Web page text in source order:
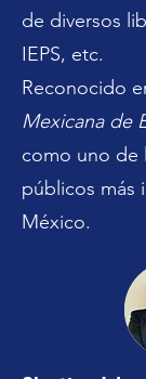
de diversos
IEPS, etc.
Reconocido
Mexicana de
como uno de
públicos más
México.